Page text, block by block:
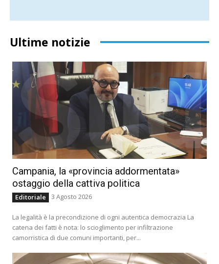
Ultime notizie
Campania, la «provincia addormentata»
ostaggio della cattiva politica
Editoriale 3 Agosto 2026
La legalità è la precondizione di ogni autentica democrazia La
catena dei fatti è nota: lo scioglimento per infiltrazione
camorristica di due comuni importanti, per...